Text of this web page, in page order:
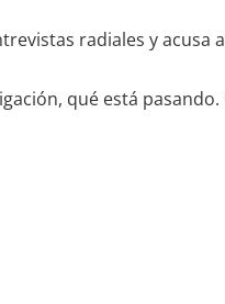
radiales y acusa
qué está